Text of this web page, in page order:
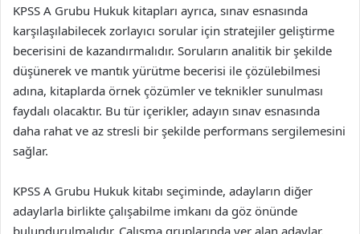
KPSS A Grubu Hukuk kitapları ayrıca, sınav esnasında
karşılaşılabilecek zorlayıcı sorular için stratejiler geliştirme
becerisini de kazandırmalıdır. Soruların analitik bir şekilde
düşünerek ve mantık yürütme becerisi ile çözülebilmesi
adına, kitaplarda örnek çözümler ve teknikler sunulması
faydalı olacaktır. Bu tür içerikler, adayın sınav esnasında
daha rahat ve az stresli bir şekilde performans sergilemesini
sağlar.
KPSS A Grubu Hukuk kitabı seçiminde, adayların diğer
adaylarla birlikte çalışabilme imkanı da göz önünde
bulundurulmalıdır. Çalışma gruplarında yer alan adaylar,